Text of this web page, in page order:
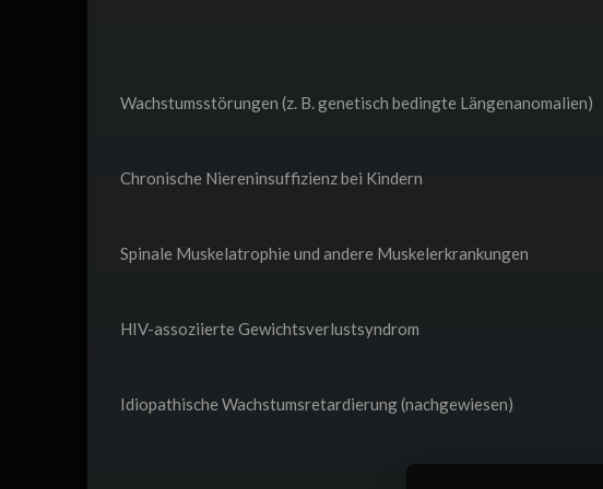
Wachstumsstörungen (z. B. genetisch bedingte Längenanomalien)
Chronische Niereninsuffizienz bei Kindern
Spinale Muskelatrophie und andere Muskelerkrankungen
HIV-assoziierte Gewichtsverlustsyndrom
Idiopathische Wachstumsretardierung (nachgewiesen)